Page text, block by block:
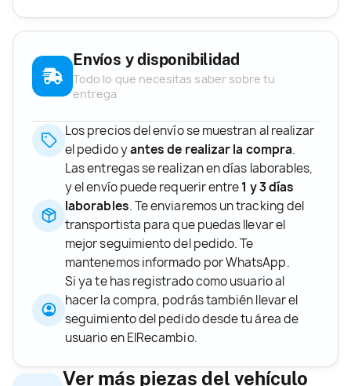
Envíos y disponibilidad
Todo lo que necesitas saber sobre tu
entrega
Los precios del envío se muestran al realizar
el pedido yantes de realizar la compra.
Las entregas se realizan en días laborables,
y el envío puede requerir entre1 y 3 días
laborables. Te enviaremos un tracking del
transportista para que puedas llevar el
mejor seguimiento del pedido. Te
mantenemos informado por WhatsApp.
Si ya te has registrado como usuario al
hacer la compra, podrás también llevar el
seguimiento del pedido desde tu área de
usuario en ElRecambio.
Ver más piezas del vehículo